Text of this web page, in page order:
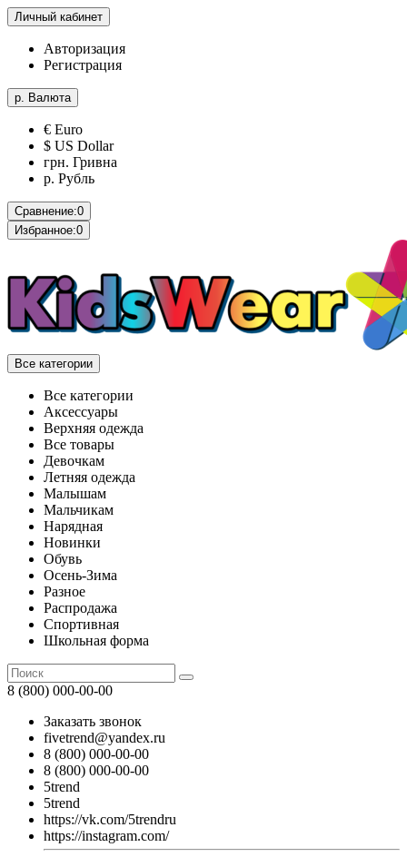
Личный кабинет
Авторизация
Регистрация
р. Валюта
€ Euro
$ US Dollar
грн. Гривна
р. Рубль
Сравнение:0
Избранное:0
Все категории
Все категории
Аксессуары
Верхняя одежда
Все товары
Девочкам
Летняя одежда
Малышам
Мальчикам
Нарядная
Новинки
Обувь
Осень-Зима
Разное
Распродажа
Спортивная
Школьная форма
8 (800) 000-00-00
Заказать звонок
fivetrend@yandex.ru
8 (800) 000-00-00
8 (800) 000-00-00
5trend
5trend
https://vk.com/5trendru
https://instagram.com/